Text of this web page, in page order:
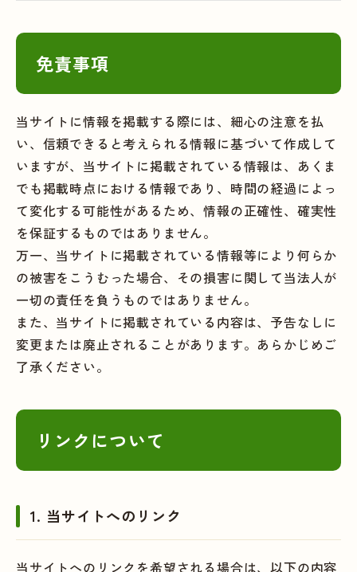
免責事項
当サイトに情報を掲載する際には、細心の注意を払
い、信頼できると考えられる情報に基づいて作成して
いますが、当サイトに掲載されている情報は、あくま
でも掲載時点における情報であり、時間の経過によっ
て変化する可能性があるため、情報の正確性、確実性
を保証するものではありません。
万一、当サイトに掲載されている情報等により何らか
の被害をこうむった場合、その損害に関して当法人が
一切の責任を負うものではありません。
また、当サイトに掲載されている内容は、予告なしに
変更または廃止されることがあります。あらかじめご
了承ください。
リンクについて
1. 当サイトへのリンク
当サイトへのリンクを希望される場合は、以下の内容